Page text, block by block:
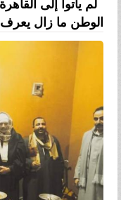
لم يأتوا إلى
الوطن ما زال